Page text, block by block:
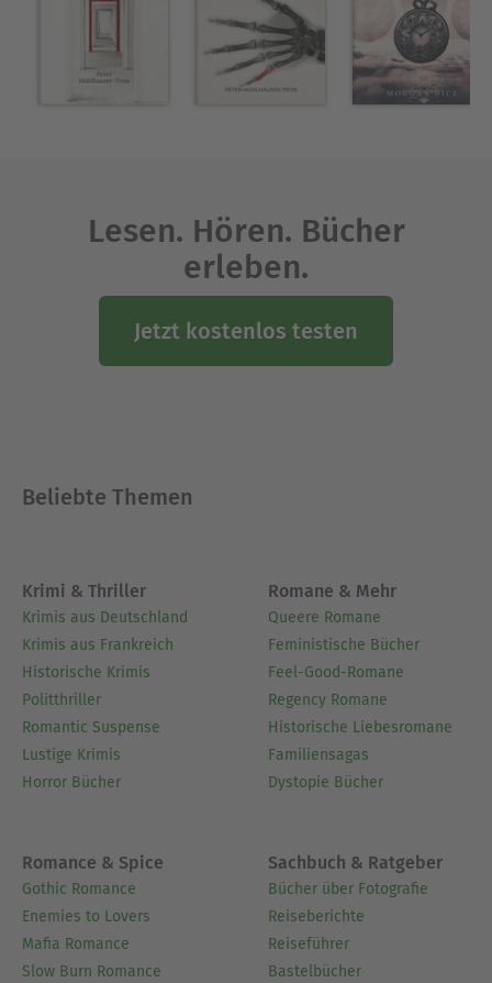
Lesen. Hören. Bücher
erleben.
Jetzt kostenlos testen
Beliebte Themen
Krimi & Thriller
Krimis aus Deutschland
Krimis aus Frankreich
Historische Krimis
Politthriller
Romantic Suspense
Lustige Krimis
Horror Bücher
Romane & Mehr
Queere Romane
Feministische Bücher
Feel-Good-Romane
Regency Romane
Historische Liebesromane
Familiensagas
Dystopie Bücher
Romance & Spice
Gothic Romance
Enemies to Lovers
Mafia Romance
Slow Burn Romance
Sachbuch & Ratgeber
Bücher über Fotografie
Reiseberichte
Reiseführer
Bastelbücher